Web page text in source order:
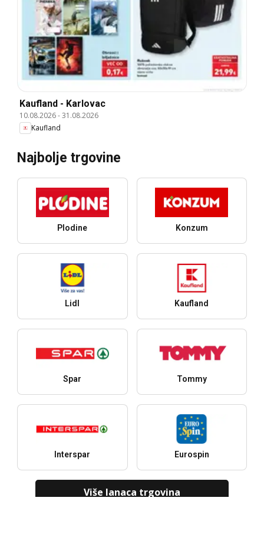
Kaufland - Karlovac
10.08.2026-31.08.2026
Kaufland
Najbolje trgovine
Plodine Konzum
Lidl Kaufland
Spar Tommy
Interspar Eurospin
Više lanaca trgovina